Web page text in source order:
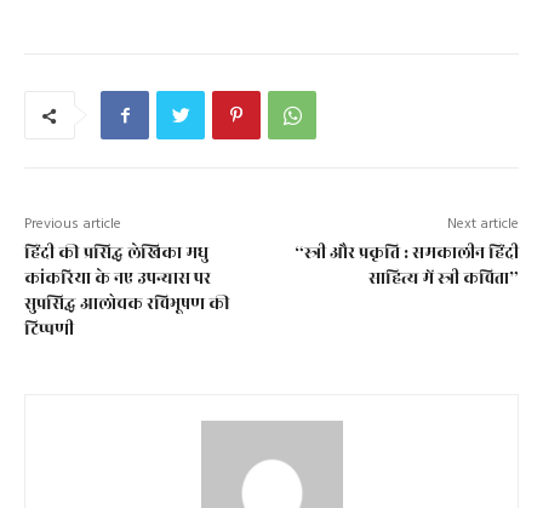
Previous article
हिंदी की प्रसिद्ध लेखिका मधु
कांकरिया के नए उपन्यास पर
सुप्रसिद्ध आलोचक रविभूषण की
टिप्पणी
Next article
“स्त्री और प्रकृति : समकालीन हिंदी
साहित्य में स्त्री कविता”